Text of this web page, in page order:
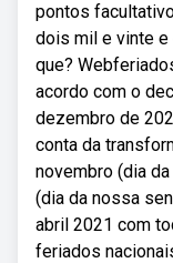
pontos
dois mil e vinte
que?
acordo com o
dezembro de
conta da
novembro (dia
(dia da nossa
abril 2021 com
feriados